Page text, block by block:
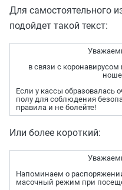
Для самостоятельного
подойдет такой текст:
в связи с
Если у кассы образовалась
полу для соблюдения
правила и не болейте!
Или более короткий:
Напоминаем о
масочный режим при